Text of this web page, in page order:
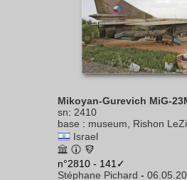
Mikoyan-Gurevich MiG-
sn: 2410
base : museum, Rishon
Israel
n°2810 - 141✓
Stéphane Pichard -